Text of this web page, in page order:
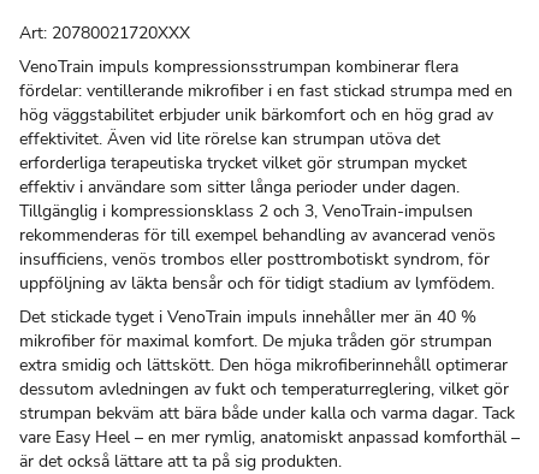
Art: 20780021720XXX
VenoTrain impuls kompressionsstrumpan kombinerar flera
fördelar: ventillerande mikrofiber i en fast stickad strumpa med en
hög väggstabilitet erbjuder unik bärkomfort och en hög grad av
effektivitet. Även vid lite rörelse kan strumpan utöva det
erforderliga terapeutiska trycket vilket gör strumpan mycket
effektiv i användare som sitter långa perioder under dagen.
Tillgänglig i kompressionsklass 2 och 3, VenoTrain-impulsen
rekommenderas för till exempel behandling av avancerad venös
insufficiens, venös trombos eller posttrombotiskt syndrom, för
uppföljning av läkta bensår och för tidigt stadium av lymfödem.
Det stickade tyget i VenoTrain impuls innehåller mer än 40 %
mikrofiber för maximal komfort. De mjuka tråden gör strumpan
extra smidig och lättskött. Den höga mikrofiberinnehåll optimerar
dessutom avledningen av fukt och temperaturreglering, vilket gör
strumpan bekväm att bära både under kalla och varma dagar. Tack
vare Easy Heel – en mer rymlig, anatomiskt anpassad komforthäl –
är det också lättare att ta på sig produkten.